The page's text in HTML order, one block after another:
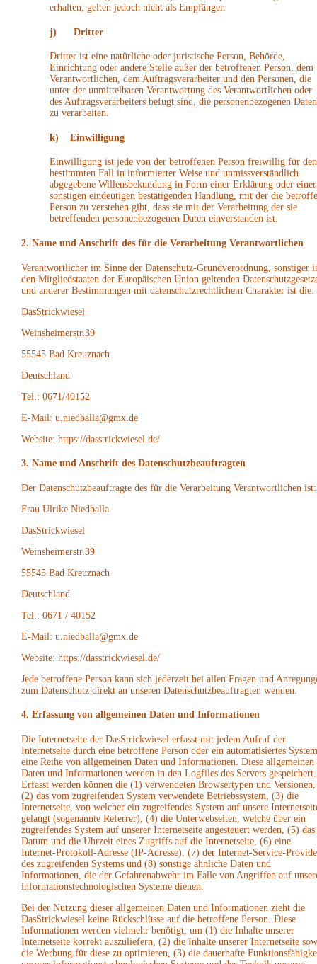
erhalten, gelten jedoch nicht als Empfänger.
j) Dritter
Dritter ist eine natürliche oder juristische Person, Behörde,
Einrichtung oder andere Stelle außer der betroffenen Person, dem
Verantwortlichen, dem Auftragsverarbeiter und den Personen, die
unter der unmittelbaren Verantwortung des Verantwortlichen oder
des Auftragsverarbeiters befugt sind, die personenbezogenen Daten
zu verarbeiten.
k) Einwilligung
Einwilligung ist jede von der betroffenen Person freiwillig für den
bestimmten Fall in informierter Weise und unmissverständlich
abgegebene Willensbekundung in Form einer Erklärung oder einer
sonstigen eindeutigen bestätigenden Handlung, mit der die
Person zu verstehen gibt, dass sie mit der Verarbeitung der sie
betreffenden personenbezogenen Daten einverstanden ist.
2. Name und Anschrift des für die Verarbeitung Verantwortlichen
Verantwortlicher im Sinne der Datenschutz-Grundverordnung, sonstiger
den Mitgliedstaaten der Europäischen Union geltenden
und anderer Bestimmungen mit datenschutzrechtlichem Charakter ist die:
DasStrickwiesel
Weinsheimerstr.39
55545 Bad Kreuznach
Deutschland
Tel.: 0671/40152
E-Mail: u.niedballa@gmx.de
Website: https://dasstrickwiesel.de/
3. Name und Anschrift des Datenschutzbeauftragten
Der Datenschutzbeauftragte des für die Verarbeitung Verantwortlichen ist:
Frau Ulrike Niedballa
DasStrickwiesel
Weinsheimerstr.39
55545 Bad Kreuznach
Deutschland
Tel.: 0671 / 40152
E-Mail: u.niedballa@gmx.de
Website: https://dasstrickwiesel.de/
Jede betroffene Person kann sich jederzeit bei allen Fragen und
zum Datenschutz direkt an unseren Datenschutzbeauftragten wenden.
4. Erfassung von allgemeinen Daten und Informationen
Die Internetseite der DasStrickwiesel erfasst mit jedem Aufruf der
Internetseite durch eine betroffene Person oder ein automatisiertes System
eine Reihe von allgemeinen Daten und Informationen. Diese allgemeinen
Daten und Informationen werden in den Logfiles des Servers gespeichert.
Erfasst werden können die (1) verwendeten Browsertypen und Versionen,
(2) das vom zugreifenden System verwendete Betriebssystem, (3) die
Internetseite, von welcher ein zugreifendes System auf unsere
gelangt (sogenannte Referrer), (4) die Unterwebseiten, welche über ein
zugreifendes System auf unserer Internetseite angesteuert werden, (5) das
Datum und die Uhrzeit eines Zugriffs auf die Internetseite, (6) eine
Internet-Protokoll-Adresse (IP-Adresse), (7) der Internet-Service-
des zugreifenden Systems und (8) sonstige ähnliche Daten und
Informationen, die der Gefahrenabwehr im Falle von Angriffen auf
informationstechnologischen Systeme dienen.
Bei der Nutzung dieser allgemeinen Daten und Informationen zieht die
DasStrickwiesel keine Rückschlüsse auf die betroffene Person. Diese
Informationen werden vielmehr benötigt, um (1) die Inhalte unserer
Internetseite korrekt auszuliefern, (2) die Inhalte unserer Internetseite
die Werbung für diese zu optimieren, (3) die dauerhafte